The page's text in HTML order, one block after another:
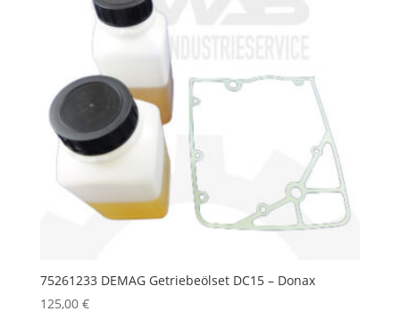
75261233 DEMAG Getriebeölset DC15 – Donax
125,00 €